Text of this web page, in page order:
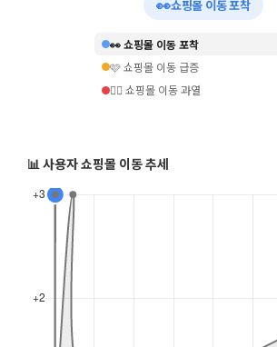
👀쇼핑몰 이동 포착
👀 쇼핑몰 이동 포착
🩷 쇼핑몰 이동 급증
❤️‍🔥 쇼핑몰 이동 과열
📊 사용자 쇼핑몰 이동 추세